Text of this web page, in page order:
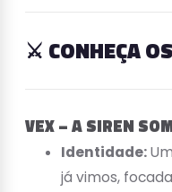
⚔️ CONHEÇA
VEX – A SIREN
Identidade:
já vimos,